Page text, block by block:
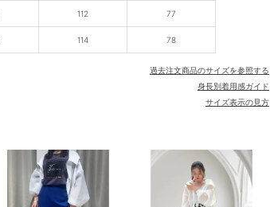
112 77
114 78
過去注文商品のサイズを参照する
身長別着用感ガイド
サイズ表示の見方